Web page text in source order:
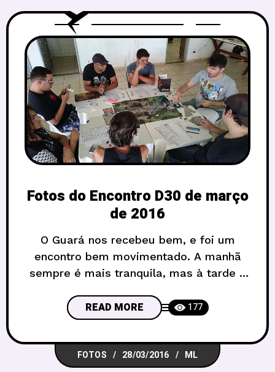
Fotos do Encontro D30 de março
de 2016
O Guará nos recebeu bem, e foi um
encontro bem movimentado. A manhã
sempre é mais tranquila, mas à tarde o
típicos dos encontros de RPG nos
encontraram nessa hora final, e por isso
estamos à procura de mais locais, mas
o pessoal até gostou do salão, como
READ MORE 177
FOTOS 28/03/2016 ML